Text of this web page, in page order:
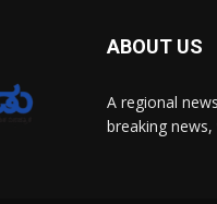
ABOUT US
A regional
breaking